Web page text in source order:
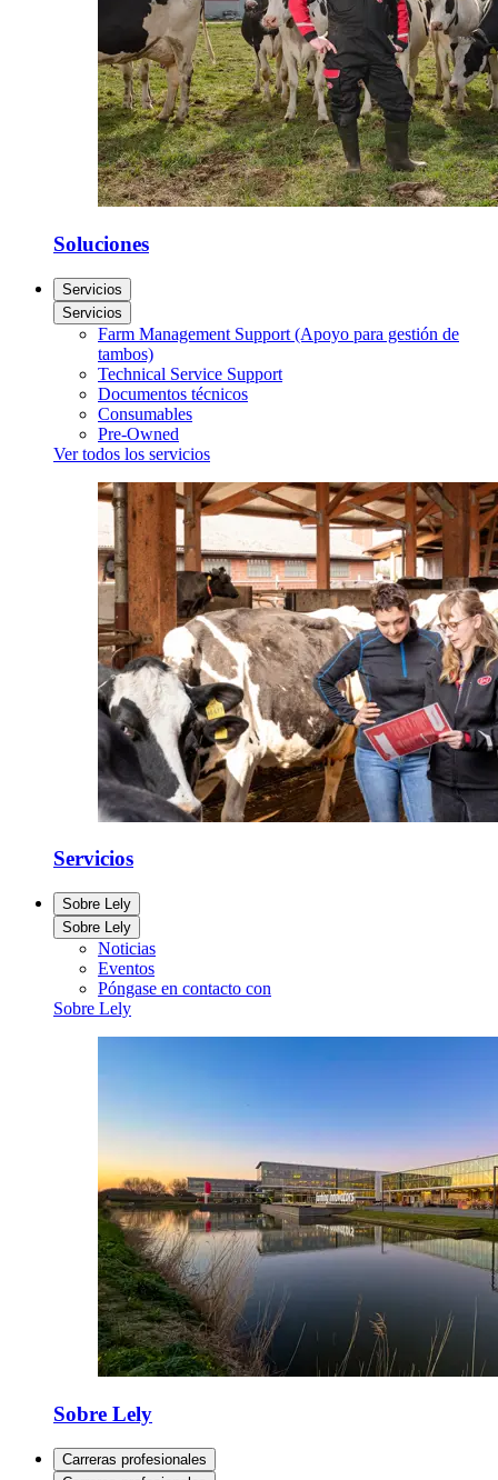
Soluciones
Servicios
Servicios
Farm Management Support (Apoyo para gestión de
tambos)
Technical Service Support
Documentos técnicos
Consumables
Pre-Owned
Ver todos los servicios
Servicios
Sobre Lely
Sobre Lely
Noticias
Eventos
Póngase en contacto con
Sobre Lely
Sobre Lely
Carreras profesionales